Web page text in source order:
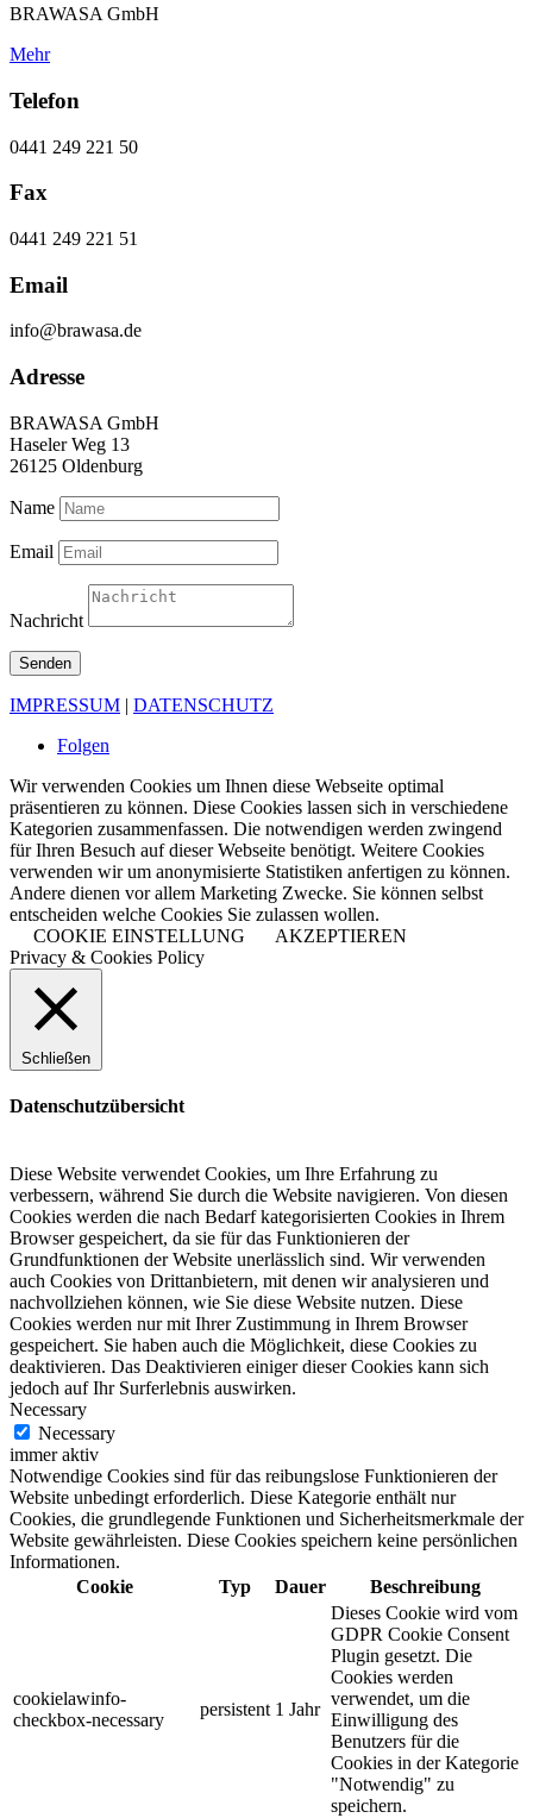
BRAWASA GmbH
Mehr
Telefon
0441 249 221 50
Fax
0441 249 221 51
Email
info@brawasa.de
Adresse
BRAWASA GmbH
Haseler Weg 13
26125 Oldenburg
Name
Email
Nachricht
Senden
IMPRESSUM | DATENSCHUTZ
Folgen
Wir verwenden Cookies um Ihnen diese Webseite optimal
präsentieren zu können. Diese Cookies lassen sich in verschiedene
Kategorien zusammenfassen. Die notwendigen werden zwingend
für Ihren Besuch auf dieser Webseite benötigt. Weitere Cookies
verwenden wir um anonymisierte Statistiken anfertigen zu können.
Andere dienen vor allem Marketing Zwecke. Sie können selbst
entscheiden welche Cookies Sie zulassen wollen.
COOKIE EINSTELLUNG
AKZEPTIEREN
Privacy & Cookies Policy
Schließen
Datenschutzübersicht
Diese Website verwendet Cookies, um Ihre Erfahrung zu
verbessern, während Sie durch die Website navigieren. Von diesen
Cookies werden die nach Bedarf kategorisierten Cookies in Ihrem
Browser gespeichert, da sie für das Funktionieren der
Grundfunktionen der Website unerlässlich sind. Wir verwenden
auch Cookies von Drittanbietern, mit denen wir analysieren und
nachvollziehen können, wie Sie diese Website nutzen. Diese
Cookies werden nur mit Ihrer Zustimmung in Ihrem Browser
gespeichert. Sie haben auch die Möglichkeit, diese Cookies zu
deaktivieren. Das Deaktivieren einiger dieser Cookies kann sich
jedoch auf Ihr Surferlebnis auswirken.
Necessary
Necessary
immer aktiv
Notwendige Cookies sind für das reibungslose Funktionieren der
Website unbedingt erforderlich. Diese Kategorie enthält nur
Cookies, die grundlegende Funktionen und Sicherheitsmerkmale der
Website gewährleisten. Diese Cookies speichern keine persönlichen
Informationen.
Cookie
Typ Dauer Beschreibung
cookielawinfo-
checkbox-necessary
persistent 1 Jahr
Dieses Cookie wird vom
GDPR Cookie Consent
Plugin gesetzt. Die
Cookies werden
verwendet, um die
Einwilligung des
Benutzers für die
Cookies in der Kategorie
"Notwendig" zu
speichern.